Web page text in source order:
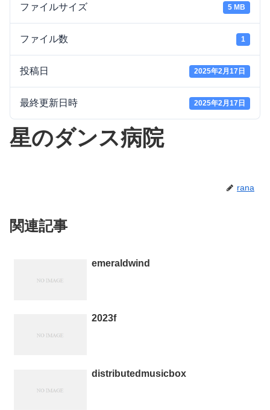
ファイルサイズ 5 MB
ファイル数 1
投稿日 2025年2月17日
最終更新日時 2025年2月17日
星のダンス病院
rana
関連記事
emeraldwind
2023f
distributedmusicbox